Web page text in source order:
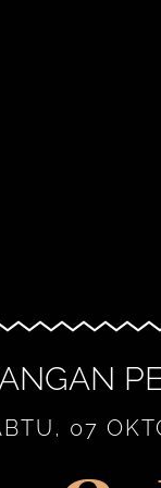
07